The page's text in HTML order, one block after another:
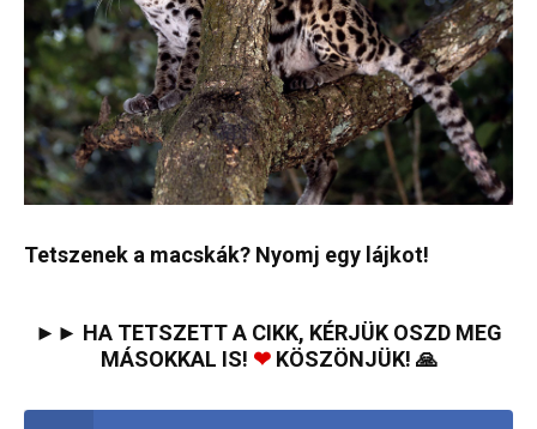
Tetszenek a macskák? Nyomj egy lájkot!
►► HA TETSZETT A CIKK, KÉRJÜK OSZD MEG
MÁSOKKAL IS! ❤KÖSZÖNJÜK! 🙏